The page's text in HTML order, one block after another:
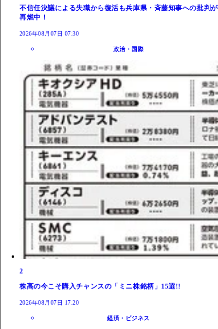
不信任決議による失職から復活も兵庫県・斉藤知事への批判が
再燃中！
2026年08月07日 07:30
政治・国際
2
株高の今こそ購入チャンスの「ミニ株銘柄」15選!!
2026年08月07日 17:20
経済・ビジネス